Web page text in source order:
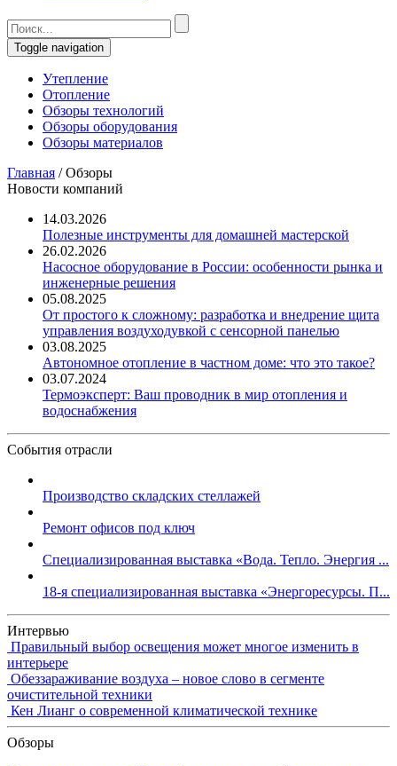
Toggle navigation
Утепление
Отопление
Обзоры технологий
Обзоры оборудования
Обзоры материалов
Главная /Обзоры
Новости компаний
14.03.2026
Полезные инструменты для домашней мастерской
26.02.2026
Насосное оборудование в России: особенности рынка и
инженерные решения
05.08.2025
От простого к сложному: разработка и внедрение щита
управления воздуходувкой с сенсорной панелью
03.08.2025
Автономное отопление в частном доме: что это такое?
03.07.2024
Термоэксперт: Ваш проводник в мир отопления и
водоснабжения
События отрасли
Производство складских стеллажей
Ремонт офисов под ключ
Специализированная выставка «Вода. Тепло. Энергия ...
18-я специализированная выставка «Энергоресурсы. П...
Интервью
Правильный выбор освещения может многое изменить в
интерьере
Обеззараживание воздуха – новое слово в сегменте
очистительной техники
Кен Лианг о современной климатической технике
Обзоры